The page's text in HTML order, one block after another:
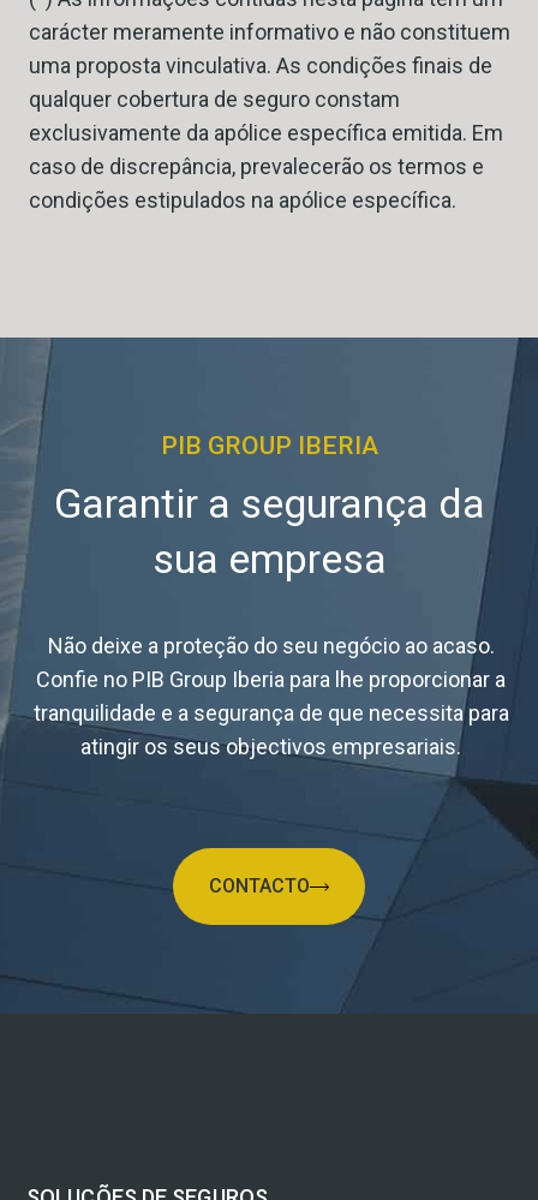
carácter meramente informativo e não constituem
uma proposta vinculativa. As condições finais de
qualquer cobertura de seguro constam
exclusivamente da apólice específica emitida. Em
caso de discrepância, prevalecerão os termos e
condições estipulados na apólice específica.
PIB GROUP IBERIA
Garantir a segurança da
sua empresa
Não deixe a proteção do seu negócio ao acaso.
Confie no PIB Group Iberia para lhe proporcionar a
tranquilidade e a segurança de que necessita para
atingir os seus objectivos empresariais.
CONTACTO